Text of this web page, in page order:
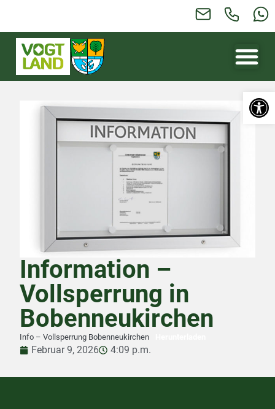
Information –
Vollsperrung in
Bobenneukirchen
Info – Vollsperrung Bobenneukirchen
Februar 9, 2026 4:09 p.m.